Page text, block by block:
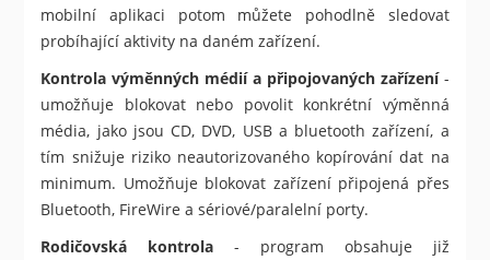
mobilní aplikaci potom můžete pohodlně sledovat
probíhající aktivity na daném zařízení.
Kontrola výměnných médií a připojovaných zařízení-
umožňuje blokovat nebo povolit konkrétní výměnná
média, jako jsou CD, DVD, USB a bluetooth zařízení, a
tím snižuje riziko neautorizovaného kopírování dat na
minimum. Umožňuje blokovat zařízení připojená přes
Bluetooth, FireWire a sériové/paralelní porty.
Rodičovská kontrola - program obsahuje již